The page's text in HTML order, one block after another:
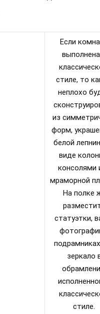
Если
стиле, то
неплохо
из
форм,
белой
виде
консолями
мраморной
На полке
статуэтки,
зеркало
стиле.